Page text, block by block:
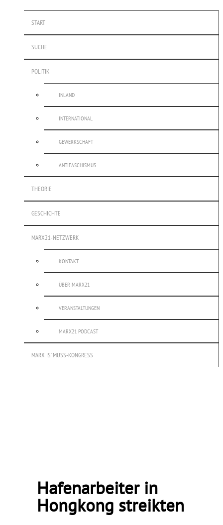
START
SUCHE
POLITIK
INLAND
INTERNATIONAL
GEWERKSCHAFT
ANTIFASCHISMUS
THEORIE
GESCHICHTE
MARX21-NETZWERK
KONTAKT
ÜBER MARX21
VERANSTALTUNGEN
MARX21 PODCAST
MARX IS’ MUSS-KONGRESS
Hafenarbeiter in
Hongkong streikten